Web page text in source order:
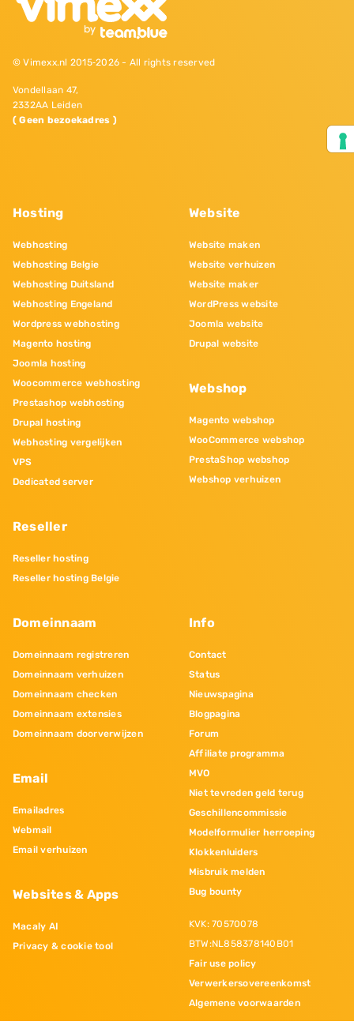
© Vimexx.nl 2015‐2026 - All rights reserved
Vondellaan 47,
2332AA Leiden
( Geen bezoekadres )
Hosting
Webhosting
Webhosting Belgie
Webhosting Duitsland
Webhosting Engeland
Wordpress webhosting
Magento hosting
Joomla hosting
Woocommerce webhosting
Prestashop webhosting
Drupal hosting
Webhosting vergelijken
VPS
Dedicated server
Reseller
Reseller hosting
Reseller hosting Belgie
Website
Website maken
Website verhuizen
Website maker
WordPress website
Joomla website
Drupal website
Webshop
Magento webshop
WooCommerce webshop
PrestaShop webshop
Webshop verhuizen
Domeinnaam
Domeinnaam registreren
Domeinnaam verhuizen
Domeinnaam checken
Domeinnaam extensies
Domeinnaam doorverwijzen
Email
Emailadres
Webmail
Email verhuizen
Websites & Apps
Macaly AI
Privacy & cookie tool
Info
Contact
Status
Nieuwspagina
Blogpagina
Forum
Affiliate programma
MVO
Niet tevreden geld terug
Geschillencommissie
Modelformulier herroeping
Klokkenluiders
Misbruik melden
Bug bounty
KVK: 70570078
BTW:NL858378140B01
Fair use policy
Verwerkersovereenkomst
Algemene voorwaarden